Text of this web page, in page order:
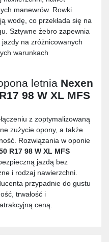
manewrów. Rowki
wodę, co przekłada się na
Sztywne żebro zapewnia
na zróżnicowanych
warunkach
letnia Nexen
98 W XL MFS
z zoptymalizowaną
zużycie opony, a także
Rozwiązania w oponie
R17 98 W XL MFS
jazdą bez
i rodzaj nawierzchni.
przypadnie do gustu
trwałość i
ceną.